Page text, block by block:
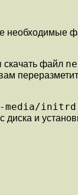
необходимые
скачать файл
media/
и